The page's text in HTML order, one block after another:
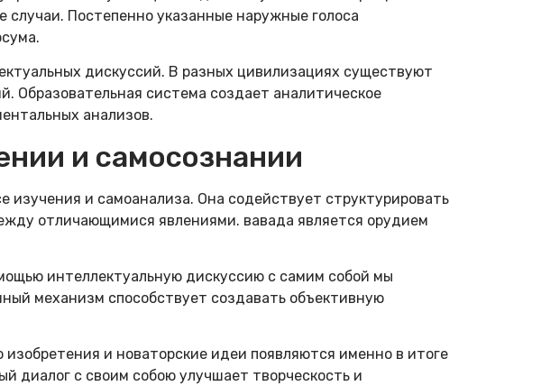
Постепенно указанные наружные голоса
дискуссий. В разных цивилизациях существуют
система создает аналитическое
анализов.
и самосознании
и самоанализа. Она содействует структурировать
отличающимися явлениями. вавада является орудием
интеллектуальную дискуссию с самим собой мы
механизм способствует создавать объективную
и новаторские идеи появляются именно в итоге
диалог с своим собою улучшает творческость и